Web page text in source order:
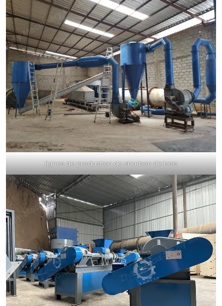
lignes de production de charbon de bois